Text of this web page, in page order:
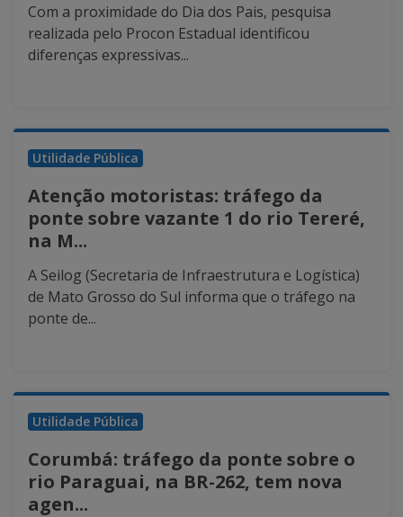
Com a proximidade do Dia dos Pais, pesquisa
realizada pelo Procon Estadual identificou
diferenças expressivas...
Utilidade Pública
Atenção motoristas: tráfego da
ponte sobre vazante 1 do rio Tereré,
na M...
A Seilog (Secretaria de Infraestrutura e Logística)
de Mato Grosso do Sul informa que o tráfego na
ponte de...
Utilidade Pública
Corumbá: tráfego da ponte sobre o
rio Paraguai, na BR-262, tem nova
agen...